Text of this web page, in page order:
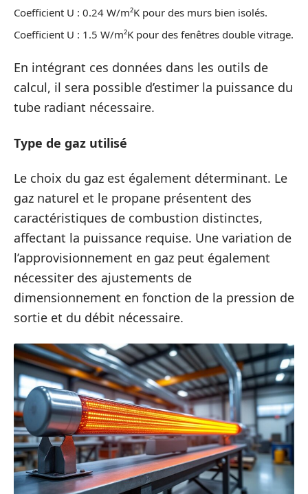
Coefficient U : 0.24 W/m²K pour des murs bien isolés.
Coefficient U : 1.5 W/m²K pour des fenêtres double vitrage.
En intégrant ces données dans les outils de
calcul, il sera possible d’estimer la puissance du
tube radiant nécessaire.
Type de gaz utilisé
Le choix du gaz est également déterminant. Le
gaz naturel et le propane présentent des
caractéristiques de combustion distinctes,
affectant la puissance requise. Une variation de
l’approvisionnement en gaz peut également
nécessiter des ajustements de
dimensionnement en fonction de la pression de
sortie et du débit nécessaire.